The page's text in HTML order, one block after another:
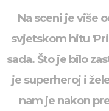
Na sceni je više
svjetskom hitu
sada. Što je bilo
je superheroj i
nam je nakon